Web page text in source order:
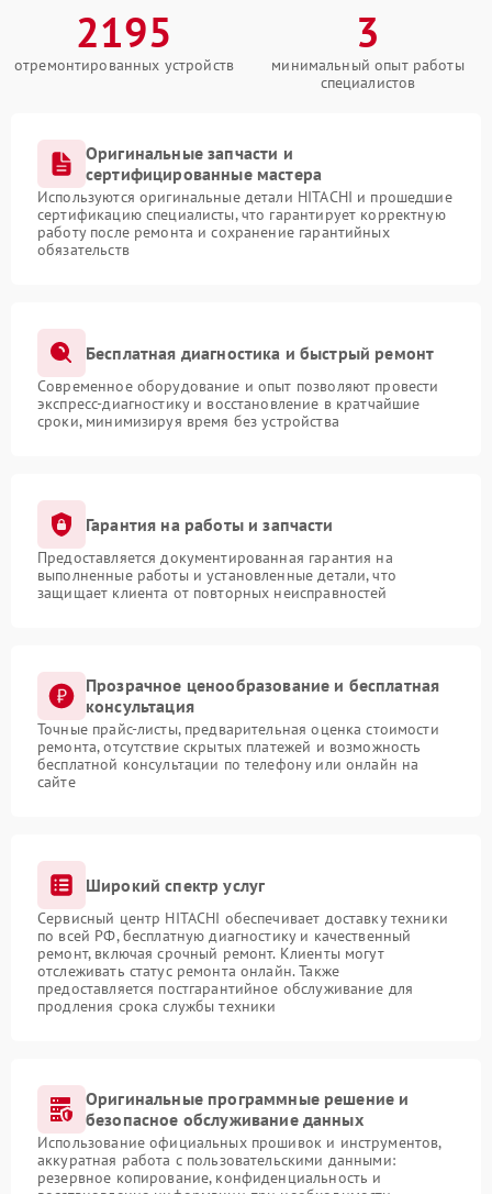
2195
отремонтированных устройств
3
минимальный опыт работы
специалистов
Оригинальные запчасти и
сертифицированные мастера
Используются оригинальные детали HITACHI и прошедшие
сертификацию специалисты, что гарантирует корректную
работу после ремонта и сохранение гарантийных
обязательств
Бесплатная диагностика и быстрый ремонт
Современное оборудование и опыт позволяют провести
экспресс-диагностику и восстановление в кратчайшие
сроки, минимизируя время без устройства
Гарантия на работы и запчасти
Предоставляется документированная гарантия на
выполненные работы и установленные детали, что
защищает клиента от повторных неисправностей
Прозрачное ценообразование и бесплатная
консультация
Точные прайс-листы, предварительная оценка стоимости
ремонта, отсутствие скрытых платежей и возможность
бесплатной консультации по телефону или онлайн на
сайте
Широкий спектр услуг
Сервисный центр HITACHI обеспечивает доставку техники
по всей РФ, бесплатную диагностику и качественный
ремонт, включая срочный ремонт. Клиенты могут
отслеживать статус ремонта онлайн. Также
предоставляется постгарантийное обслуживание для
продления срока службы техники
Оригинальные программные решение и
безопасное обслуживание данных
Использование официальных прошивок и инструментов,
аккуратная работа с пользовательскими данными:
резервное копирование, конфиденциальность и